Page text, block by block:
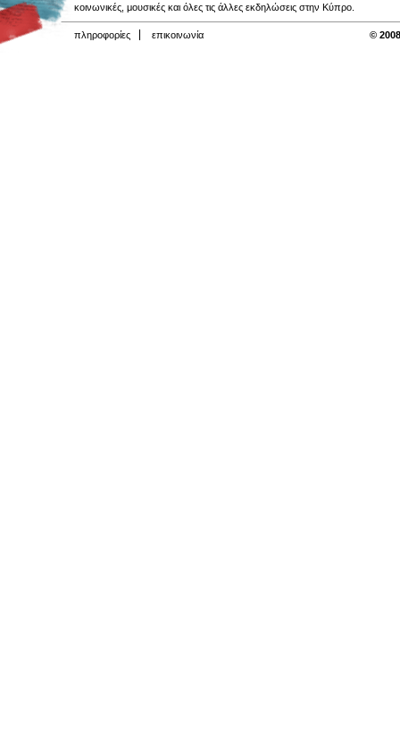
κοινωνικές, μουσικές και όλες τις άλλες εκδηλώσεις στην Κύπρο.
πληροφορίες επικοινωνία ©